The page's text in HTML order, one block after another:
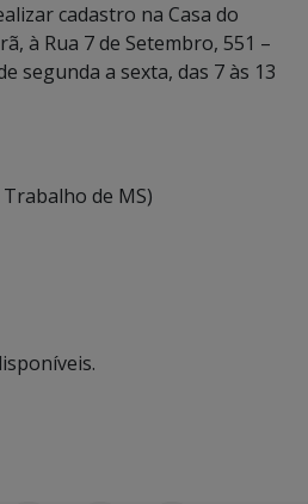
cadastro na Casa do
à Rua 7 de Setembro, 551 –
segunda a sexta, das 7 às 13
de MS)